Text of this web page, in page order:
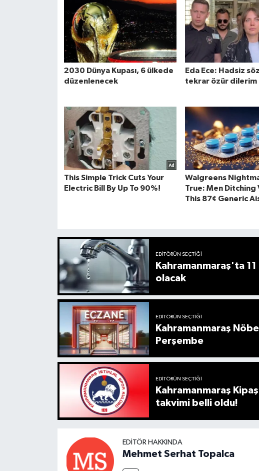
EDITÖRÜN SEÇTIĞI
Kahramanmaraş'ta
olacak
EDITÖRÜN SEÇTIĞI
Kahramanmaraş
Perşembe
EDITÖRÜN SEÇTIĞI
Kahramanmaraş
takvimi belli oldu!
EDITÖR HAKKINDA
Mehmet Serhat Topalca